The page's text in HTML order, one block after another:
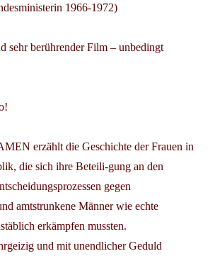
1966-1972)
sehr berührender Film – unbedingt
erzählt die Geschichte der Frauen in
die sich ihre Beteili-gung an den
gegen
amtstrunkene Männer wie echte
erkämpfen mussten.
und mit unendlicher Geduld